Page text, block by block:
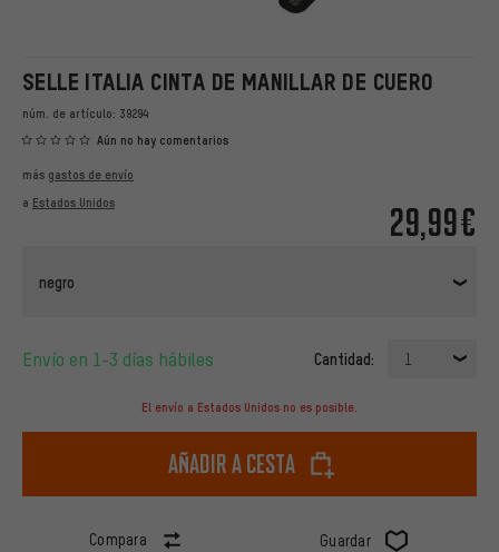
SELLE ITALIA CINTA DE MANILLAR DE CUERO
núm. de artículo: 39294
Aún no hay comentarios
29,99€
más gastos de envío
a Estados Unidos
negro
Envío en 1-3 días hábiles Cantidad: 1
El envío a Estados Unidos no es posible.
Añadir a cesta
Compara Guardar